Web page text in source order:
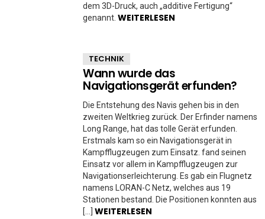
dem 3D-Druck, auch „additive Fertigung“
genannt. WEITERLESEN
TECHNIK
Wann wurde das
Navigationsgerät erfunden?
Die Entstehung des Navis gehen bis in den
zweiten Weltkrieg zurück. Der Erfinder namens
Long Range, hat das tolle Gerät erfunden.
Erstmals kam so ein Navigationsgerät in
Kampfflugzeugen zum Einsatz. fand seinen
Einsatz vor allem in Kampfflugzeugen zur
Navigationserleichterung. Es gab ein Flugnetz
namens LORAN-C Netz, welches aus 19
Stationen bestand. Die Positionen konnten aus
[…] WEITERLESEN